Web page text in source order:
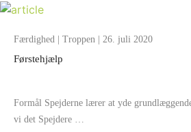
Færdighed Troppen | 26. juli 2020
Førstehjælp
Formål Spejderne lærer at yde
vi det Spejdere …